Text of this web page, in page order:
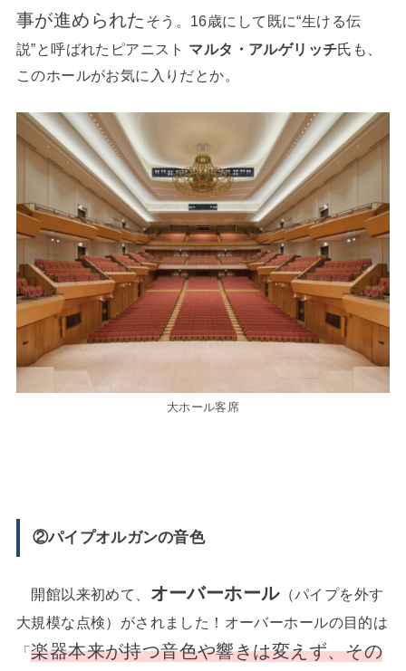
事が進められた そう。16歳にして既に“生ける伝
説”と呼ばれたピアニスト マルタ・アルゲリッチ氏も、
このホールがお気に入りだとか。
大ホール客席
②パイプオルガンの音色
開館以来初めて、 オーバーホール（パイプを外す
大規模な点検）がされました！オーバーホールの目的は
「楽器本来が持つ音色や響きは変えず、その